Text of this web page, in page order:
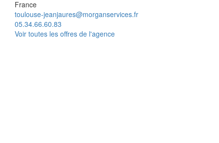
France
toulouse-jeanjaures@morganservices.fr
05.34.66.60.83
Voir toutes les offres de l'agence